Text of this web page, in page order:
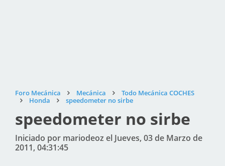
Foro Mecánica Mecánica
Todo Mecánica COCHES
Honda
speedometer no sirbe
speedometer no sirbe
Iniciado por mariodeoz el Jueves, 03 de Marzo de
2011, 04:31:45